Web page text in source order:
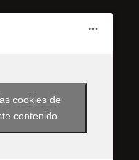
cookies de
contenido